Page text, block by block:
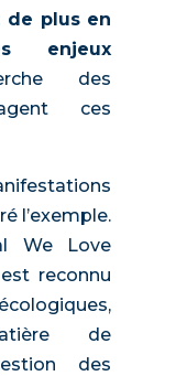
plus en
enjeux
des
ces
l’exemple.
We Love
reconnu
de
des